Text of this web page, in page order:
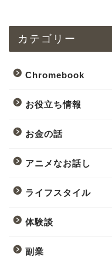
カテゴリー
Chromebook
お役立ち情報
お金の話
アニメなお話し
ライフスタイル
体験談
副業